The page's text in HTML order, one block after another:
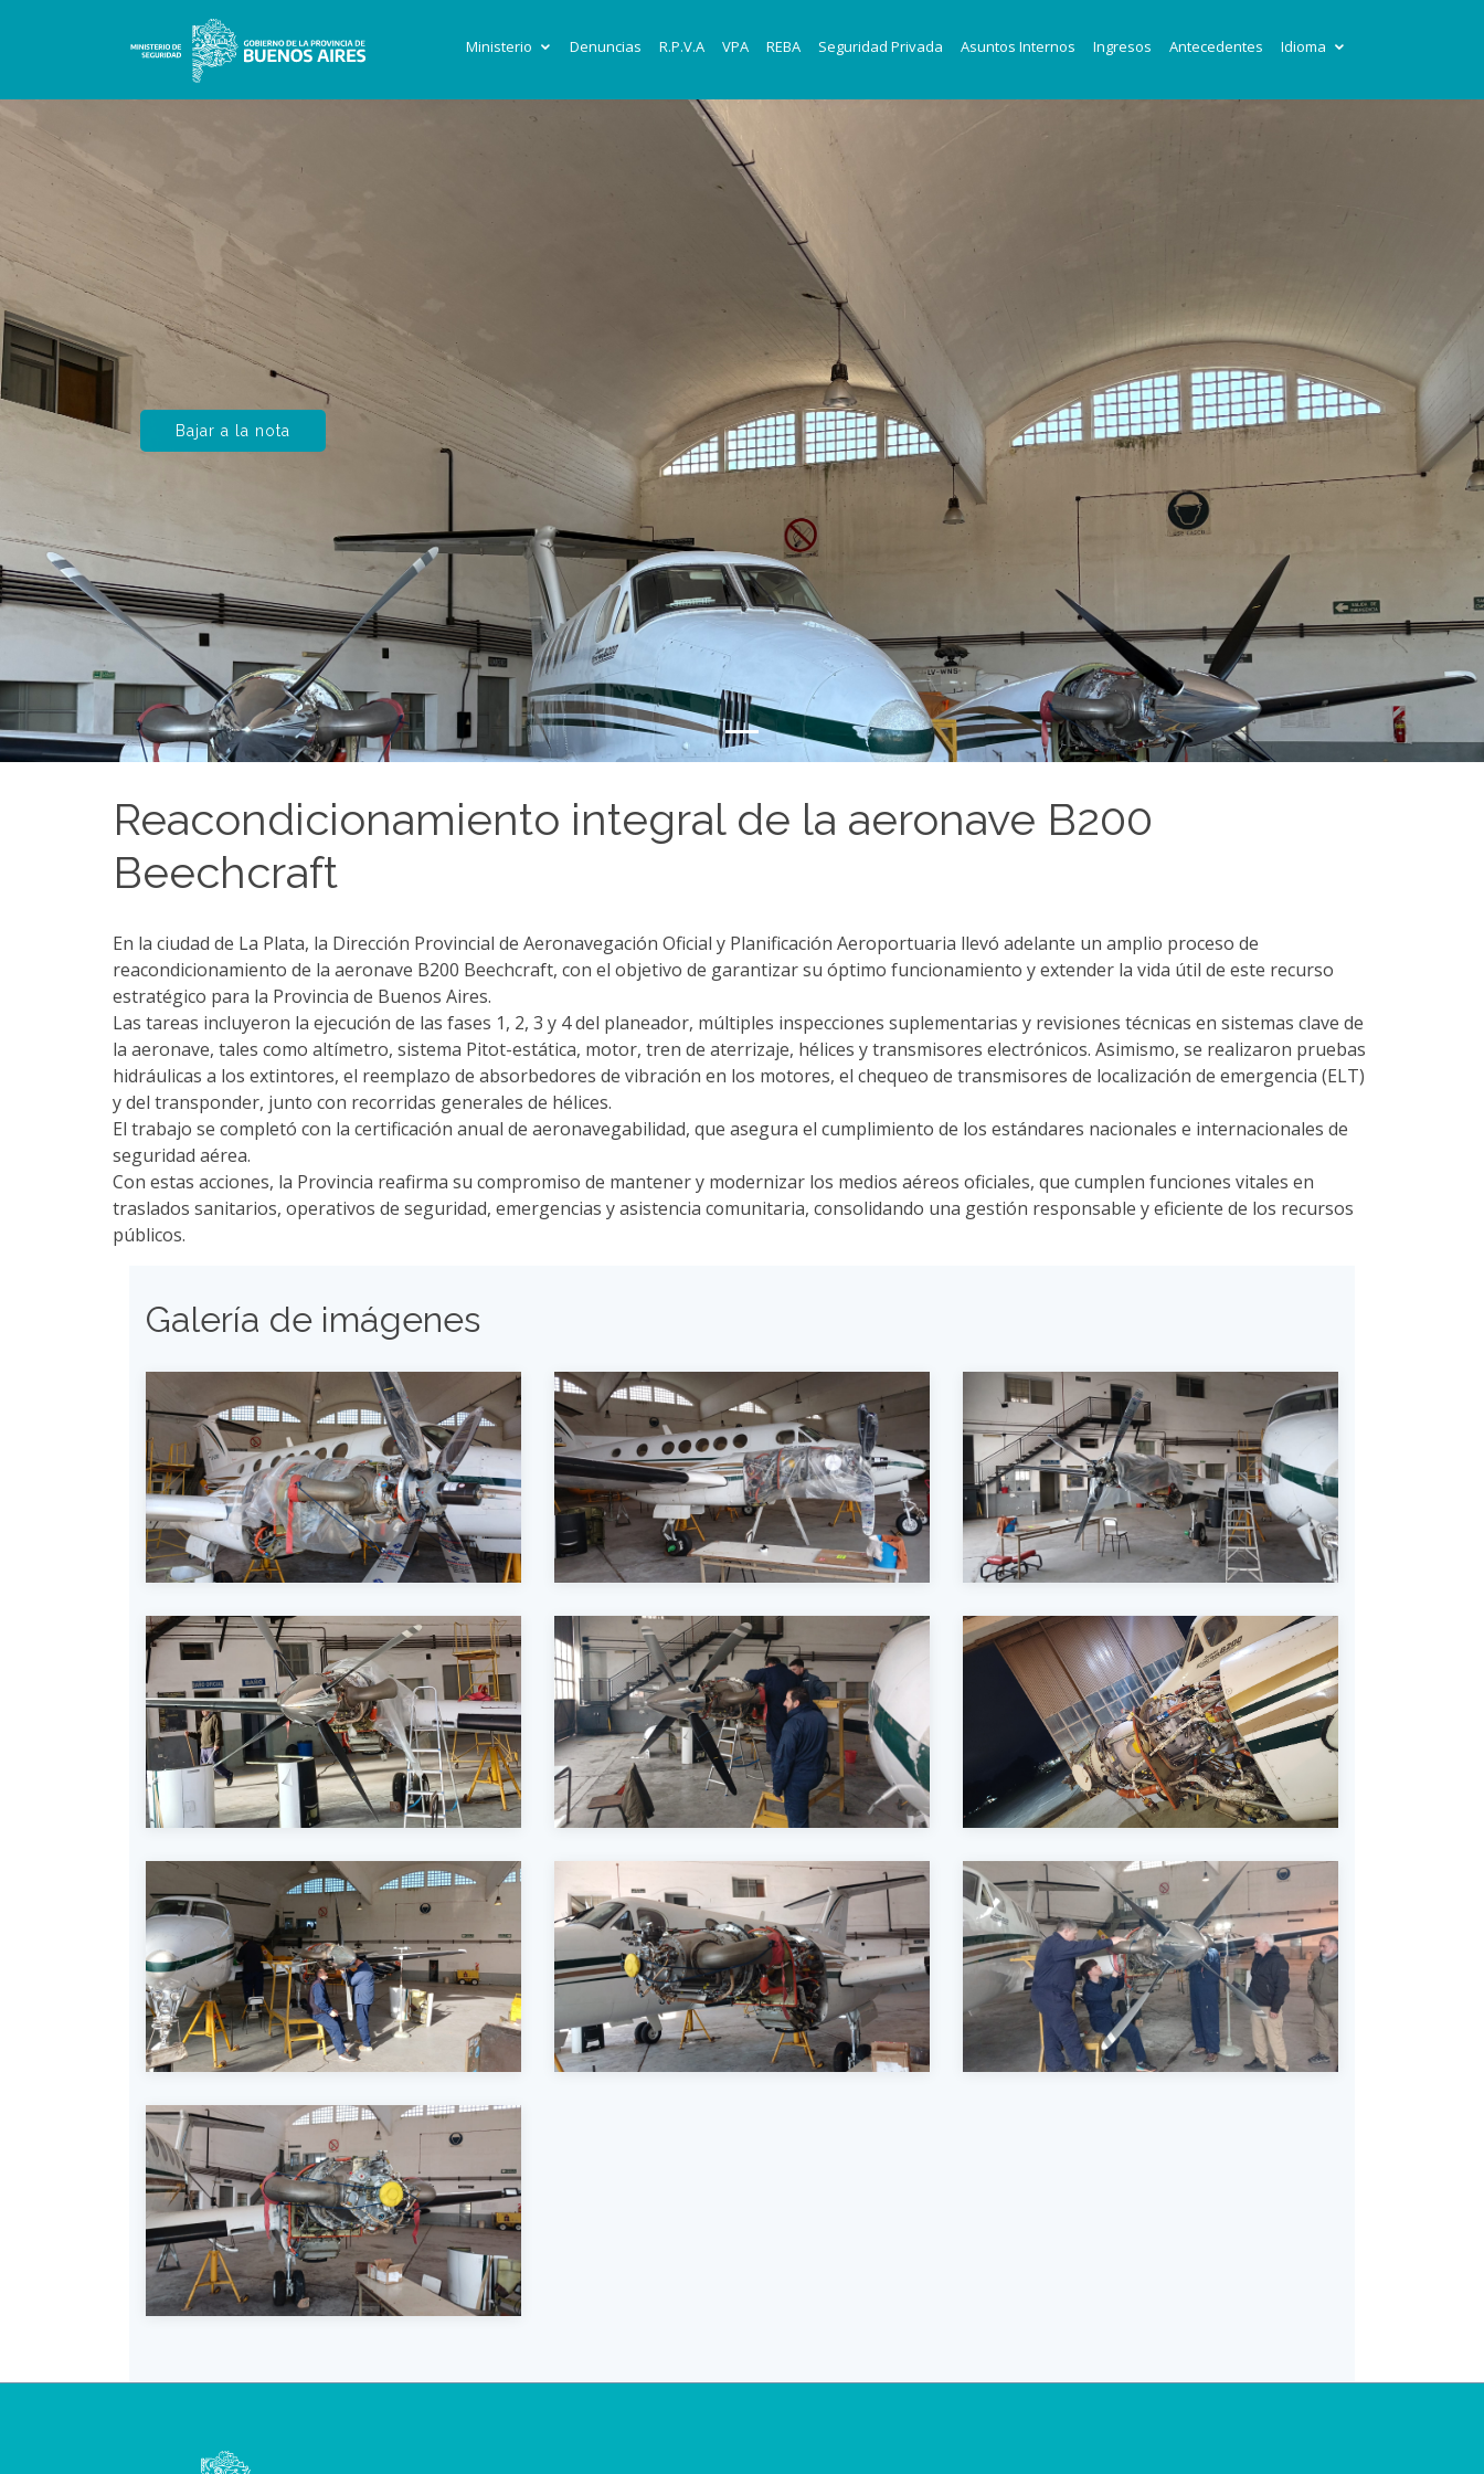
Ministerio Denuncias R.P.V.A VPA REBA Seguridad Privada Asuntos Internos Ingresos Antecedentes Idioma
Bajar a la nota
Reacondicionamiento integral de la aeronave B200
Beechcraft
En la ciudad de La Plata, la Dirección Provincial de Aeronavegación Oficial y Planificación Aeroportuaria llevó adelante un amplio proceso de
reacondicionamiento de la aeronave B200 Beechcraft, con el objetivo de garantizar su óptimo funcionamiento y extender la vida útil de este recurso
estratégico para la Provincia de Buenos Aires.
Las tareas incluyeron la ejecución de las fases 1, 2, 3 y 4 del planeador, múltiples inspecciones suplementarias y revisiones técnicas en sistemas clave de
la aeronave, tales como altímetro, sistema Pitot-estática, motor, tren de aterrizaje, hélices y transmisores electrónicos. Asimismo, se realizaron pruebas
hidráulicas a los extintores, el reemplazo de absorbedores de vibración en los motores, el chequeo de transmisores de localización de emergencia (ELT)
y del transponder, junto con recorridas generales de hélices.
El trabajo se completó con la certificación anual de aeronavegabilidad, que asegura el cumplimiento de los estándares nacionales e internacionales de
seguridad aérea.
Con estas acciones, la Provincia reafirma su compromiso de mantener y modernizar los medios aéreos oficiales, que cumplen funciones vitales en
traslados sanitarios, operativos de seguridad, emergencias y asistencia comunitaria, consolidando una gestión responsable y eficiente de los recursos
públicos.
Galería de imágenes